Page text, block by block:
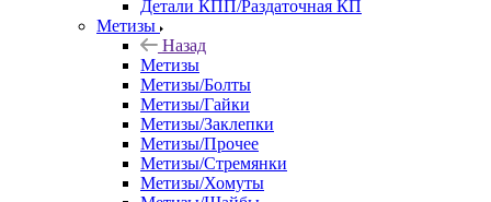
Детали КПП/Раздаточная КП
Метизы
Назад
Метизы
Метизы/Болты
Метизы/Гайки
Метизы/Заклепки
Метизы/Прочее
Метизы/Стремянки
Метизы/Хомуты